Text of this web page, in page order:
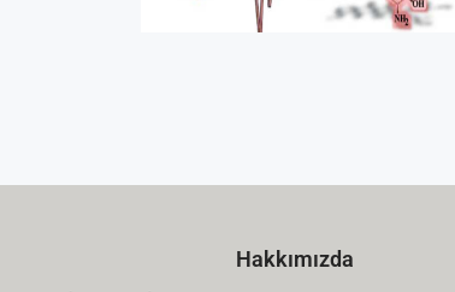
Hakkımızda